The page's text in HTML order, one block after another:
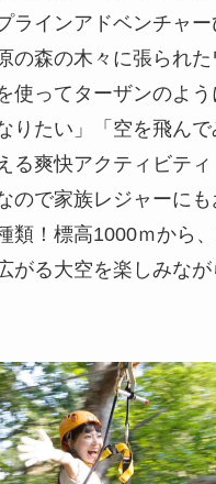
ラインアドベンチャー
の森の木々に張られ
使ってターザンのよう
りたい」「空を飛ん
る爽快アクティビテ
ので家族レジャーにも
類！標高1000ｍから
がる大空を楽しみなが